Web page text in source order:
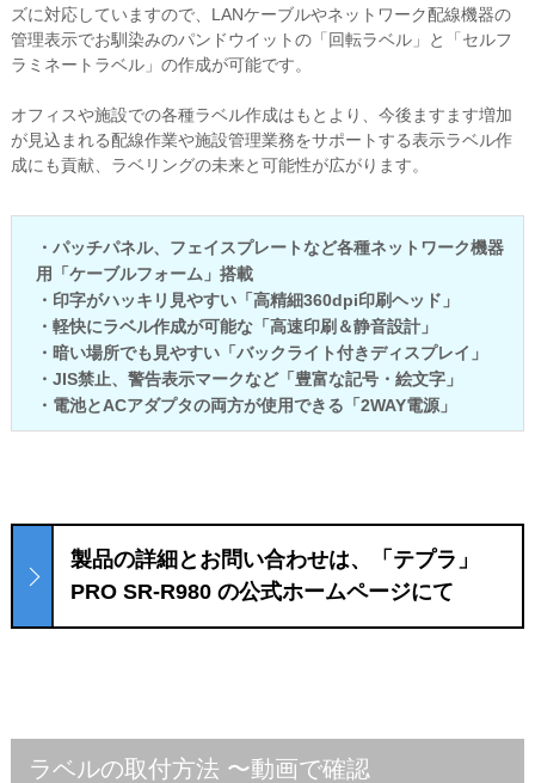
ズに対応していますので、LANケーブルやネットワーク配線機器の
管理表示でお馴染みのパンドウイットの「回転ラベル」と「セルフ
ラミネートラベル」の作成が可能です。
オフィスや施設での各種ラベル作成はもとより、今後ますます増加
が見込まれる配線作業や施設管理業務をサポートする表示ラベル作
成にも貢献、ラベリングの未来と可能性が広がります。
・パッチパネル、フェイスプレートなど各種ネットワーク機器
用「ケーブルフォーム」搭載
・印字がハッキリ見やすい「高精細360dpi印刷ヘッド」
・軽快にラベル作成が可能な「高速印刷＆静音設計」
・暗い場所でも見やすい「バックライト付きディスプレイ」
・JIS禁止、警告表示マークなど「豊富な記号・絵文字」
・電池とACアダプタの両方が使用できる「2WAY電源」
製品の詳細とお問い合わせは、「テプラ」
PRO SR-R980 の公式ホームページにて
ラベルの取付方法 〜動画で確認